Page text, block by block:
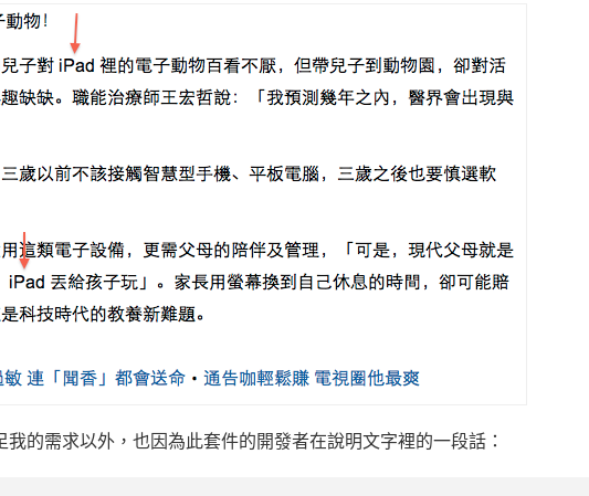
的需求以外，也因為此套件的開發者在說明文字裡的一段話：